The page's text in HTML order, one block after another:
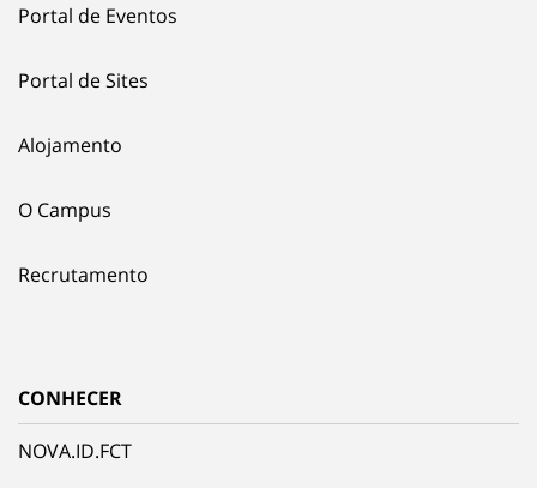
Portal de Eventos
Portal de Sites
Alojamento
O Campus
Recrutamento
CONHECER
NOVA.ID.FCT